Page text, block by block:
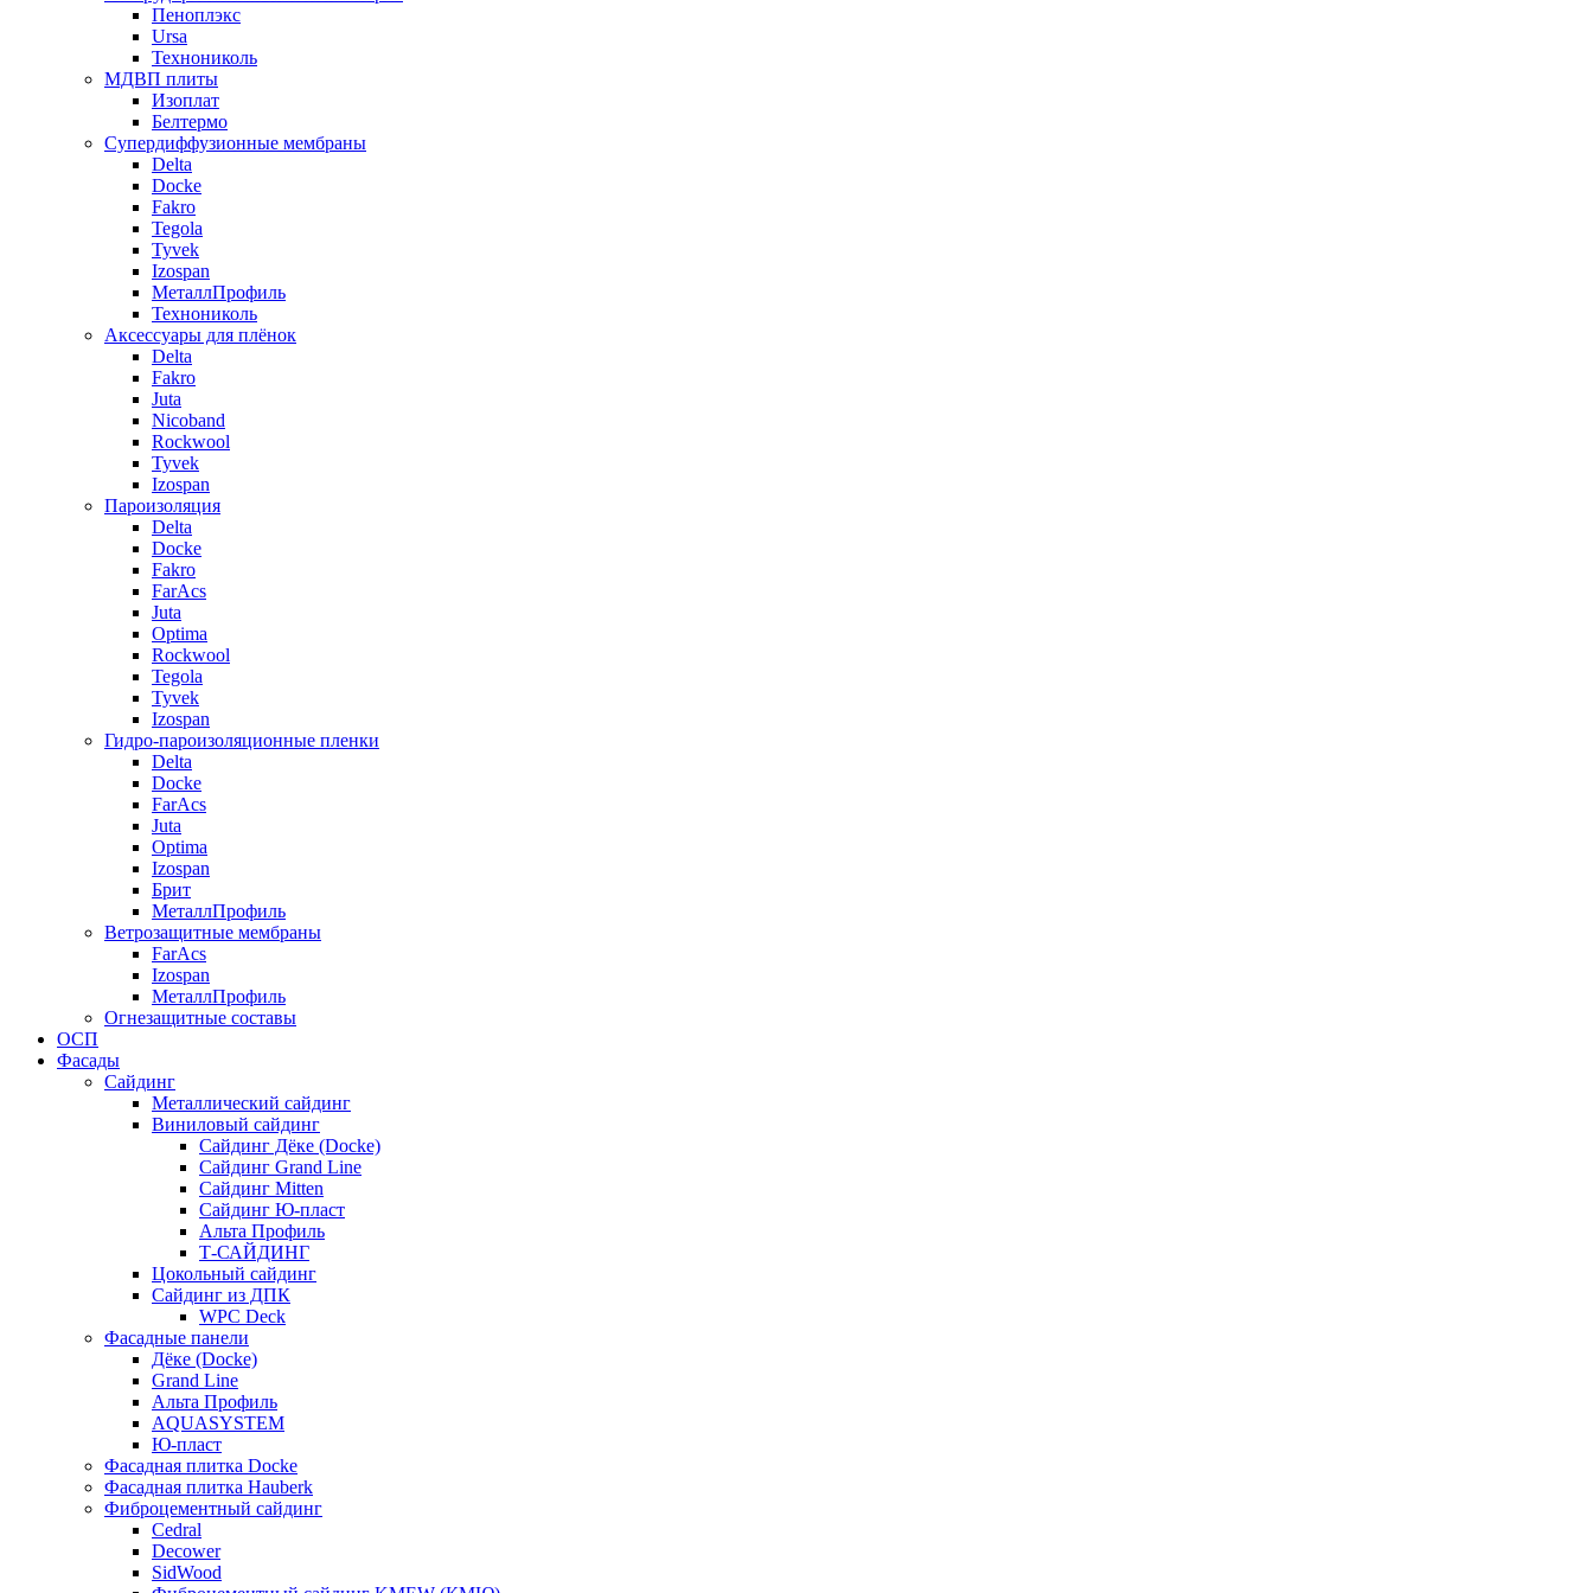
Пеноплэкс
Ursa
Технониколь
МДВП плиты
Изоплат
Белтермо
Супердиффузионные мембраны
Delta
Docke
Fakro
Tegola
Tyvek
Izospan
МеталлПрофиль
Технониколь
Аксессуары для плёнок
Delta
Fakro
Juta
Nicoband
Rockwool
Tyvek
Izospan
Пароизоляция
Delta
Docke
Fakro
FarAcs
Juta
Optima
Rockwool
Tegola
Tyvek
Izospan
Гидро-пароизоляционные пленки
Delta
Docke
FarAcs
Juta
Optima
Izospan
Брит
МеталлПрофиль
Ветрозащитные мембраны
FarAcs
Izospan
МеталлПрофиль
Огнезащитные составы
ОСП
Фасады
Сайдинг
Металлический сайдинг
Виниловый сайдинг
Сайдинг Дёке (Docke)
Сайдинг Grand Line
Сайдинг Mitten
Сайдинг Ю-пласт
Альта Профиль
Т-САЙДИНГ
Цокольный сайдинг
Сайдинг из ДПК
WPC Deck
Фасадные панели
Дёке (Docke)
Grand Line
Альта Профиль
AQUASYSTEM
Ю-пласт
Фасадная плитка Docke
Фасадная плитка Hauberk
Фиброцементный сайдинг
Cedral
Decower
SidWood